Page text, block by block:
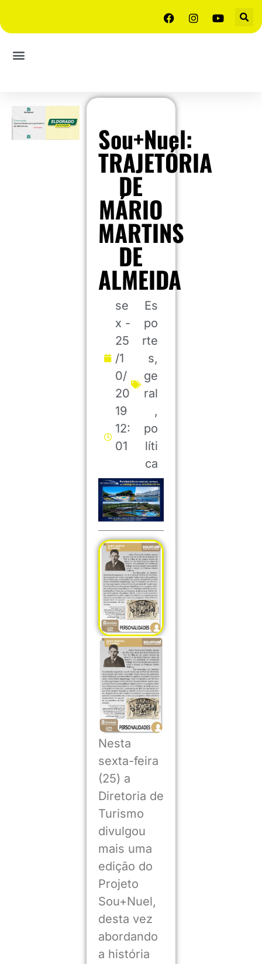
Sou+Nuel:
TRAJETÓRIA
DE
MÁRIO
MARTINS
DE
ALMEIDA
se
x -
25
/1
0/
20
19
12:
01
Es
po
rte
s,
ge
ral
,
po
líti
ca
Nesta
sexta-feira
(25) a
Diretoria de
Turismo
divulgou
mais uma
edição do
Projeto
Sou+Nuel,
desta vez
abordando
a história